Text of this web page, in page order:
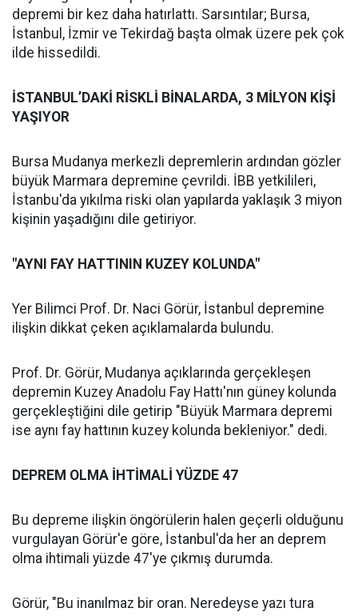
depremi bir kez daha hatırlattı. Sarsıntılar; Bursa,
İstanbul, İzmir ve Tekirdağ başta olmak üzere pek çok
ilde hissedildi.
İSTANBUL’DAKİ RİSKLİ BİNALARDA, 3 MİLYON KİŞİ
YAŞIYOR
Bursa Mudanya merkezli depremlerin ardından gözler
büyük Marmara depremine çevrildi. İBB yetkilileri,
İstanbu'da yıkılma riski olan yapılarda yaklaşık 3 miyon
kişinin yaşadığını dile getiriyor.
"AYNI FAY HATTININ KUZEY KOLUNDA"
Yer Bilimci Prof. Dr. Naci Görür, İstanbul depremine
ilişkin dikkat çeken açıklamalarda bulundu.
Prof. Dr. Görür, Mudanya açıklarında gerçekleşen
depremin Kuzey Anadolu Fay Hattı'nın güney kolunda
gerçekleştiğini dile getirip "Büyük Marmara depremi
ise aynı fay hattının kuzey kolunda bekleniyor." dedi.
DEPREM OLMA İHTİMALİ YÜZDE 47
Bu depreme ilişkin öngörülerin halen geçerli olduğunu
vurgulayan Görür'e göre, İstanbul'da her an deprem
olma ihtimali yüzde 47'ye çıkmış durumda.
Görür, "Bu inanılmaz bir oran. Neredeyse yazı tura